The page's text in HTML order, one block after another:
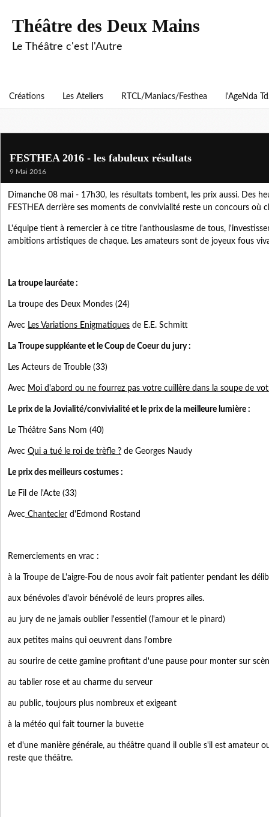
Théâtre des Deux Mains
Le Théâtre c'est l'Autre
Créations Les Ateliers RTCL/Maniacs/Festhea l'AgeNda
FESTHEA 2016 - les fabuleux résultats
9 Mai 2016
Dimanche 08 mai - 17h30, les résultats tombent, les prix aussi. Des
FESTHEA derrière ses moments de convivialité reste un concours où
L'équipe tient à remercier à ce titre l'anthousiasme de tous,
ambitions artistiques de chaque. Les amateurs sont de joyeux fous
La troupe lauréate :
La troupe des Deux Mondes (24)
Avec Les Variations Enigmatiques de E.E. Schmitt
La Troupe suppléante et le Coup de Coeur du jury :
Les Acteurs de Trouble (33)
Avec Moi d'abord ou ne fourrez pas votre cuillère dans la soupe de
Le prix de la Jovialité/convivialité et le prix de la meilleure lumière :
Le Théâtre Sans Nom (40)
Avec Qui a tué le roi de trèfle ? de Georges Naudy
Le prix des meilleurs costumes :
Le Fil de l'Acte (33)
Avec Chantecler d'Edmond Rostand
Remerciements en vrac :
à la Troupe de L'aigre-Fou de nous avoir fait patienter pendant les
aux bénévoles d'avoir bénévolé de leurs propres ailes.
au jury de ne jamais oublier l'essentiel (l'amour et le pinard)
aux petites mains qui oeuvrent dans l'ombre
au sourire de cette gamine profitant d'une pause pour monter sur
au tablier rose et au charme du serveur
au public, toujours plus nombreux et exigeant
à la météo qui fait tourner la buvette
et d'une manière générale, au théâtre quand il oublie s'il est amateur
reste que théâtre.